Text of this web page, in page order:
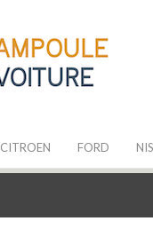
CITROEN FORD